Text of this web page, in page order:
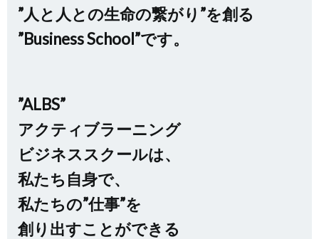
”人と人との生命の繋がり”を創る
”Business School”です。
”ALBS”
アクティブラーニング
ビジネススクールは、
私たち自身で、
私たちの”仕事”を
創り出すことができる